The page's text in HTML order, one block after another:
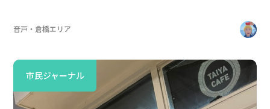
音戸・倉橋エリア
市民ジャーナル